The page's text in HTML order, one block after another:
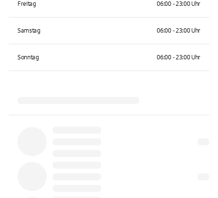
Freitag 06:00 - 23:00 Uhr
Samstag 06:00 - 23:00 Uhr
Sonntag 06:00 - 23:00 Uhr